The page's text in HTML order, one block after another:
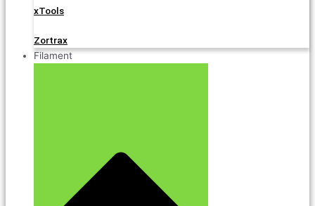
xTools
Zortrax
Filament